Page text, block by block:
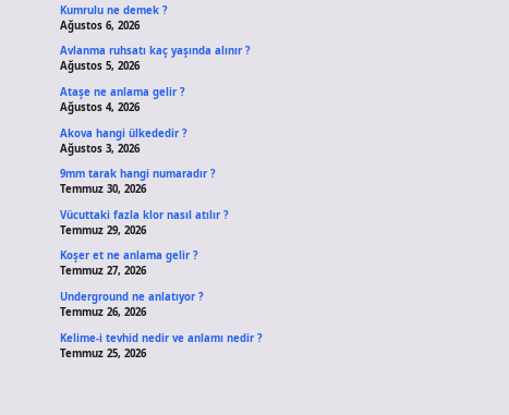
Kumrulu ne demek ?
Ağustos 6, 2026
Avlanma ruhsatı kaç yaşında alınır ?
Ağustos 5, 2026
Ataşe ne anlama gelir ?
Ağustos 4, 2026
Akova hangi ülkededir ?
Ağustos 3, 2026
9mm tarak hangi numaradır ?
Temmuz 30, 2026
Vücuttaki fazla klor nasıl atılır ?
Temmuz 29, 2026
Koşer et ne anlama gelir ?
Temmuz 27, 2026
Underground ne anlatıyor ?
Temmuz 26, 2026
Kelime-i tevhid nedir ve anlamı nedir ?
Temmuz 25, 2026